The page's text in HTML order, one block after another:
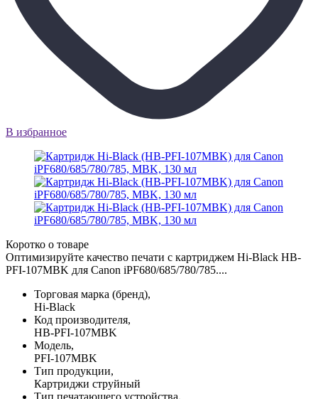
В избранное
Коротко о товаре
Оптимизируйте качество печати с картриджем Hi-Black HB-
PFI-107MBK для Canon iPF680/685/780/785....
Торговая марка (бренд),
Hi-Black
Код производителя,
HB-PFI-107MBK
Модель,
PFI-107MBK
Тип продукции,
Картриджи струйный
Тип печатающего устройства,